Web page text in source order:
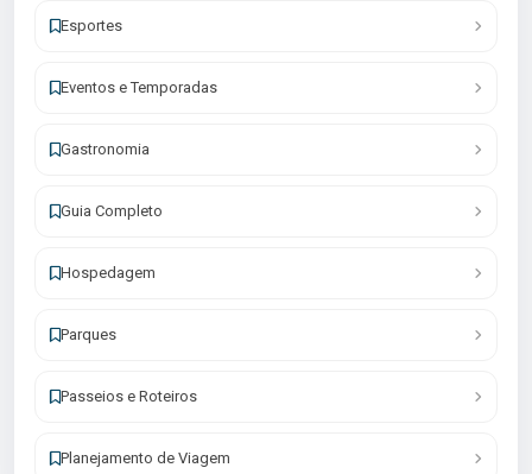
Esportes
Eventos e Temporadas
Gastronomia
Guia Completo
Hospedagem
Parques
Passeios e Roteiros
Planejamento de Viagem